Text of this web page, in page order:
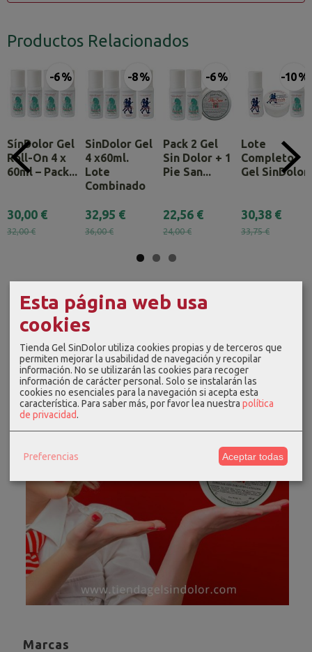
Marcas
Productos Relacionados
-6 %
SínDolor Gel
Roll-On 4 x
60ml – Pack...
30,00 €
32,00 €
-8 %
SinDolor Gel
4 x60ml.
Lote
Combinado
32,95 €
36,00 €
-6 %
Pack 2 Gel
Sin Dolor + 1
Pie San...
22,56 €
24,00 €
-10 %
Lote
Completo
Gel SinDolor
30,38 €
33,75 €
Esta página web usa
cookies
Tienda Gel SinDolor utiliza cookies propias y de terceros que
permiten mejorar la usabilidad de navegación y recopilar
información. No se utilizarán las cookies para recoger
información de carácter personal. Solo se instalarán las
cookies no esenciales para la navegación si acepta esta
característica. Para saber más, por favor lea nuestra política
de privacidad.
Preferencias Aceptar todas